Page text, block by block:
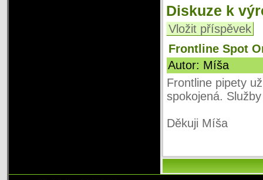
Diskuze k
Vložit příspěvek
Frontline Spot
Autor: Míša
Frontline pipety
spokojená.
Děkuji Míša